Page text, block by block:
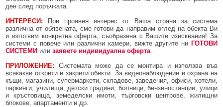
ден след поръчката.
ИНТЕРЕСИ: При проявен интерес от Ваша страна за система
различна от обявената, сме готови да направим оглед на обекта Ви
и изготвим конкретна оферта, съобразена с Вашите изисквания! За
системи с повече или различни камери, вижте другите ни ГОТОВИ
СИСТЕМИ илизаявете индивидуална оферта
ПРИЛОЖЕНИЕ: Системата може да се монтира и използва във
всякакви открити и закрити обекти. За видеонаблюдение и охрана на
къщи, магазини, супермаркети, складове, заведения, офиси, хотели,
паркинги, училища, детски градини, болници, бензиностанции, улици
и кръстовища, земеделски имоти, търговски центрове, жилищни
блокове, апартаменти и др.